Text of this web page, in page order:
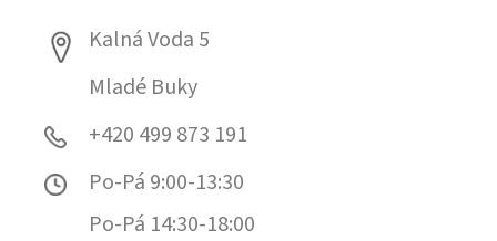
Kalná Voda 5
Mladé Buky
+420 499 873 191
Po-Pá 9:00-13:30
Po-Pá 14:30-18:00